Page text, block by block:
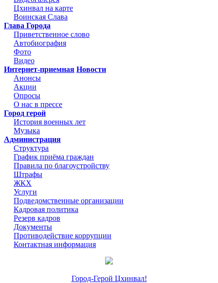
Цхинвал на карте
Воинская Слава
Глава Города
Приветственное слово
Автобиография
Фото
Видео
Интернет-приемная Новости
Анонсы
Акции
Опросы
О нас в прессе
Город герой
История военных лет
Музыка
Администрация
Структура
График приёма граждан
Правила по благоустройству
Штрафы
ЖКХ
Услуги
Подведомственные организации
Кадровая политика
Резерв кадров
Документы
Противодействие коррупции
Контактная информация
Город-Герой Цхинвал!